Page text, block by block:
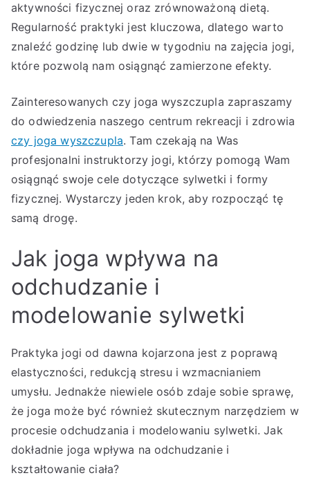
aktywności fizycznej oraz zrównoważoną dietą.
Regularność praktyki jest kluczowa, dlatego warto
znaleźć godzinę lub dwie w tygodniu na zajęcia jogi,
które pozwolą nam osiągnąć zamierzone efekty.
Zainteresowanych czy joga wyszczupla zapraszamy
do odwiedzenia naszego centrum rekreacji i zdrowia
czy joga wyszczupla. Tam czekają na Was
profesjonalni instruktorzy jogi, którzy pomogą Wam
osiągnąć swoje cele dotyczące sylwetki i formy
fizycznej. Wystarczy jeden krok, aby rozpocząć tę
samą drogę.
Jak joga wpływa na
odchudzanie i
modelowanie sylwetki
Praktyka jogi od dawna kojarzona jest z poprawą
elastyczności, redukcją stresu i wzmacnianiem
umysłu. Jednakże niewiele osób zdaje sobie sprawę,
że joga może być również skutecznym narzędziem w
procesie odchudzania i modelowaniu sylwetki. Jak
dokładnie joga wpływa na odchudzanie i
kształtowanie ciała?